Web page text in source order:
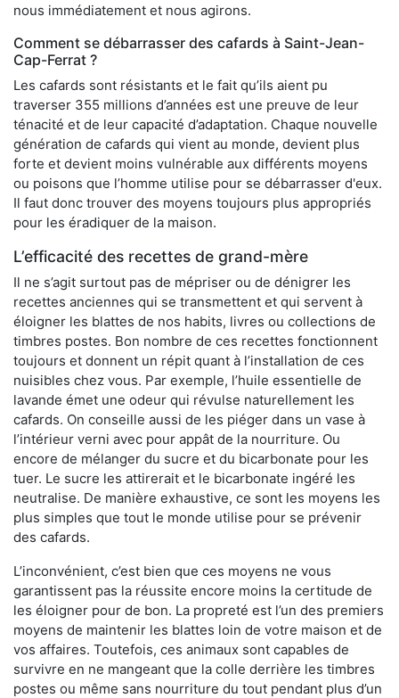
nous immédiatement et nous agirons.
Comment se débarrasser des cafards à Saint-Jean-
Cap-Ferrat ?
Les cafards sont résistants et le fait qu’ils aient pu
traverser 355 millions d’années est une preuve de leur
ténacité et de leur capacité d’adaptation. Chaque nouvelle
génération de cafards qui vient au monde, devient plus
forte et devient moins vulnérable aux différents moyens
ou poisons que l’homme utilise pour se débarrasser d'eux.
Il faut donc trouver des moyens toujours plus appropriés
pour les éradiquer de la maison.
L’efficacité des recettes de grand-mère
Il ne s’agit surtout pas de mépriser ou de dénigrer les
recettes anciennes qui se transmettent et qui servent à
éloigner les blattes de nos habits, livres ou collections de
timbres postes. Bon nombre de ces recettes fonctionnent
toujours et donnent un répit quant à l’installation de ces
nuisibles chez vous. Par exemple, l’huile essentielle de
lavande émet une odeur qui révulse naturellement les
cafards. On conseille aussi de les piéger dans un vase à
l’intérieur verni avec pour appât de la nourriture. Ou
encore de mélanger du sucre et du bicarbonate pour les
tuer. Le sucre les attirerait et le bicarbonate ingéré les
neutralise. De manière exhaustive, ce sont les moyens les
plus simples que tout le monde utilise pour se prévenir
des cafards.
L’inconvénient, c’est bien que ces moyens ne vous
garantissent pas la réussite encore moins la certitude de
les éloigner pour de bon. La propreté est l’un des premiers
moyens de maintenir les blattes loin de votre maison et de
vos affaires. Toutefois, ces animaux sont capables de
survivre en ne mangeant que la colle derrière les timbres
postes ou même sans nourriture du tout pendant plus d’un